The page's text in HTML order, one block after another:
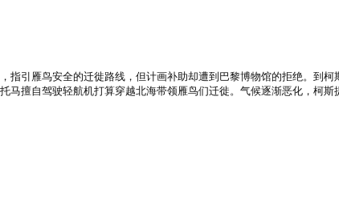
雁鸟安全的迁徙路线，但计画补助却遭到巴黎博物馆的拒绝。到柯
擅自驾驶轻航机打算穿越北海带领雁鸟们迁徙。气候逐渐恶化，柯